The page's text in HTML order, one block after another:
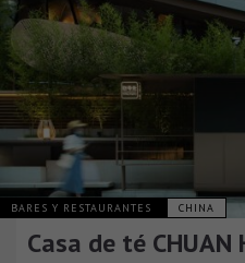
BARES Y RESTAURANTES CHINA
Casa de té CHUAN